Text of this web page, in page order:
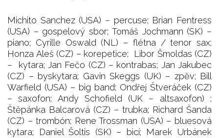
Michito Sanchez (USA) – percuse; Brian Fentress
(USA) – gospelový sbor; Tomáš Jochmann (SK) –
piano; Cyrille Oswald (NL) – flétna / tenor sax;
Honza Aleš (CZ) – korepetice; Libor Šmoldas (CZ)
– kytara; Jan Fečo (CZ) – kontrabas; Jan Jakubec
(CZ) – byskytara; Gavin Skeggs (UK) – zpěv; Bill
Warfield (USA) – big band; Ondřej Štveráček (CZ)
– saxofon; Andy Schofield (UK – altsaxofon) ;
Štěpánka Balcarová (CZ) – trubka; Richard Šanda
(CZ) – trombón; Rene Trossman (USA) – bluesová
kytara; Daniel Šoltis (SK) – bicí; Marek Urbánek